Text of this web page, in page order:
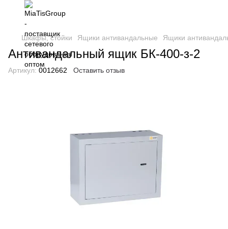
Шкафы, стойки Ящики антивандальные Ящики
Антивандальный ящик БК-400-з-2
Артикул: 0012662 Оставить отзыв